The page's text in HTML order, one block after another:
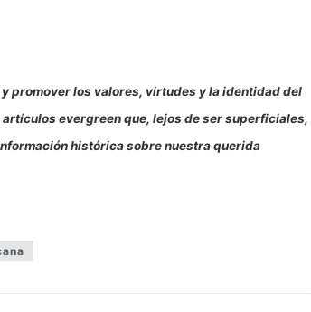
promover los valores, virtudes y la identidad del
evergreen que, lejos de ser superficiales,
histórica sobre nuestra querida